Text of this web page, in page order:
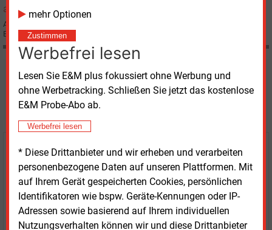
mehr Optionen
Zustimmen
Werbefrei lesen
Lesen Sie E&M plus fokussiert ohne Werbung und
ohne Werbetracking. Schließen Sie jetzt das kostenlose
E&M Probe-Abo ab.
Werbefrei lesen
* Diese Drittanbieter und wir erheben und verarbeiten
personenbezogene Daten auf unseren Plattformen. Mit
auf Ihrem Gerät gespeicherten Cookies, persönlichen
Identifikatoren wie bspw. Geräte-Kennungen oder IP-
Adressen sowie basierend auf Ihrem individuellen
Nutzungsverhalten können wir und diese Drittanbieter
Andrew Fastow, der ehemalige Finanzchef des zusammengebrochenen US-
Energiehändlers Enron Corp., ist offiziell wegen Betrugs angeklagt worden.
Möchten Sie diese und
weitere Nachrichten lesen?
Kaufen Sie den Artikel
erhalten Sie sofort diesen redaktionellen Beitrag für
nur €2.98